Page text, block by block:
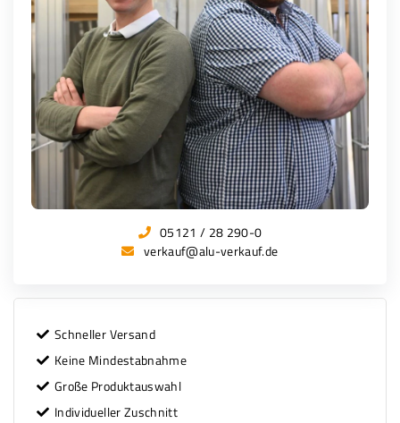
05121 / 28 290-0
verkauf@alu-verkauf.de
Schneller Versand
Keine Mindestabnahme
Große Produktauswahl
Individueller Zuschnitt